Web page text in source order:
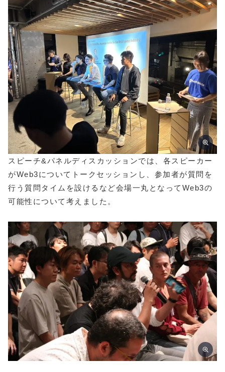
スピーチ&パネルディスカッションでは、各スピーカー
がWeb3についてトークセッションし、参加者が質問を
行う質問タイムを設けるなど会場一丸となってWeb3の
可能性について考えました。